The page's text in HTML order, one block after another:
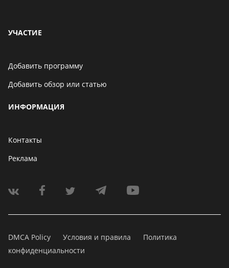
УЧАСТИЕ
Добавить программу
Добавить обзор или статью
ИНФОРМАЦИЯ
Контакты
Реклама
DMCA Policy Условия и правила
Политика
конфиденциальности